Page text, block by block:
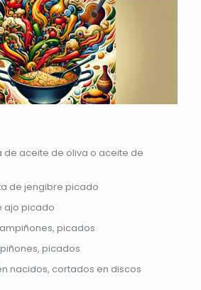
de aceite de oliva o aceite de
de jengibre picado
ajo picado
picados
picados
nacidos, cortados en discos